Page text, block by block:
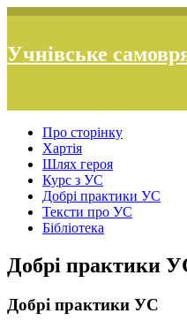
Учнівське
Про сторінку
Хартія
Шлях героя
Курс з УС
Добрі практики УС
Тексти про УС
Бібліотека
Добрі практики
Добрі практики УС